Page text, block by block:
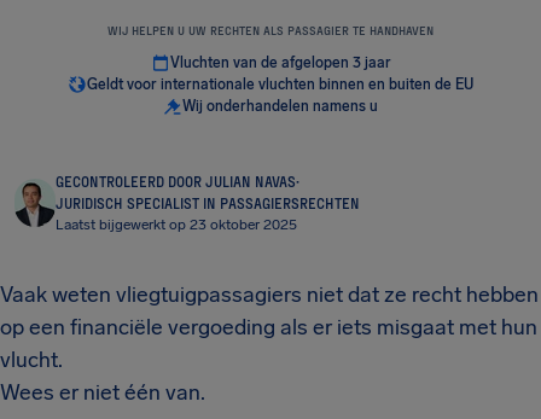
WIJ HELPEN U UW RECHTEN ALS PASSAGIER TE HANDHAVEN
Vluchten van de afgelopen 3 jaar
Geldt voor internationale vluchten binnen en buiten de EU
Wij onderhandelen namens u
GECONTROLEERD DOOR JULIAN NAVAS·
JURIDISCH SPECIALIST IN PASSAGIERSRECHTEN
Laatst bijgewerkt op 23 oktober 2025
Vaak weten vliegtuigpassagiers niet dat ze recht hebben
op een financiële vergoeding als er iets misgaat met hun
vlucht.
Wees er niet één van.